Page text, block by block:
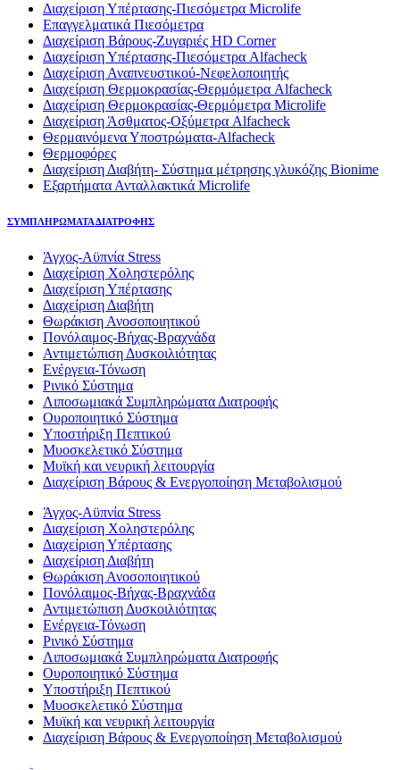
Διαχείριση Υπέρτασης-Πιεσόμετρα Microlife
Επαγγελματικά Πιεσόμετρα
Διαχείριση Βάρους-Ζυγαριές HD Corner
Διαχείριση Υπέρτασης-Πιεσόμετρα Alfacheck
Διαχείριση Αναπνευστικού-Νεφελοποιητής
Διαχείριση Θερμοκρασίας-Θερμόμετρα Alfacheck
Διαχείριση Θερμοκρασίας-Θερμόμετρα Microlife
Διαχείριση Άσθματος-Οξύμετρα Alfacheck
Θερμαινόμενα Υποστρώματα-Alfacheck
Θερμοφόρες
Διαχείριση Διαβήτη- Σύστημα μέτρησης γλυκόζης Bionime
Εξαρτήματα Ανταλλακτικά Microlife
ΣΥΜΠΛΗΡΩΜΑΤΑ ΔΙΑΤΡΟΦΗΣ
Άγχος-Αϋπνία Stress
Διαχείριση Χοληστερόλης
Διαχείριση Υπέρτασης
Διαχείριση Διαβήτη
Θωράκιση Ανοσοποιητικού
Πονόλαιμος-Βήχας-Βραχνάδα
Αντιμετώπιση Δυσκοιλιότητας
Eνέργεια-Τόνωση
Ρινικό Σύστημα
Λιποσωμιακά Συμπληρώματα Διατροφής
Ουροποιητικό Σύστημα
Υποστήριξη Πεπτικού
Μυοσκελετικό Σύστημα
Μυϊκή και νευρική λειτουργία
Διαχείριση Βάρους & Ενεργοποίηση Μεταβολισμού
Άγχος-Αϋπνία Stress
Διαχείριση Χοληστερόλης
Διαχείριση Υπέρτασης
Διαχείριση Διαβήτη
Θωράκιση Ανοσοποιητικού
Πονόλαιμος-Βήχας-Βραχνάδα
Αντιμετώπιση Δυσκοιλιότητας
Eνέργεια-Τόνωση
Ρινικό Σύστημα
Λιποσωμιακά Συμπληρώματα Διατροφής
Ουροποιητικό Σύστημα
Υποστήριξη Πεπτικού
Μυοσκελετικό Σύστημα
Μυϊκή και νευρική λειτουργία
Διαχείριση Βάρους & Ενεργοποίηση Μεταβολισμού